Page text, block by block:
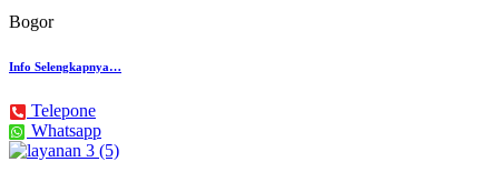
Bogor
Info Selengkapnya…
Telepone
Whatsapp